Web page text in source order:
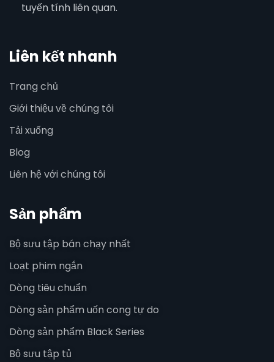
tuyến tính liên quan.
Liên kết nhanh
Trang chủ
Giới thiệu về chúng tôi
Tải xuống
Blog
Liên hệ với chúng tôi
Sản phẩm
Bộ sưu tập bán chạy nhất
Loạt phim ngắn
Dòng tiêu chuẩn
Dòng sản phẩm uốn cong tự do
Dòng sản phẩm Black Series
Bộ sưu tập tủ